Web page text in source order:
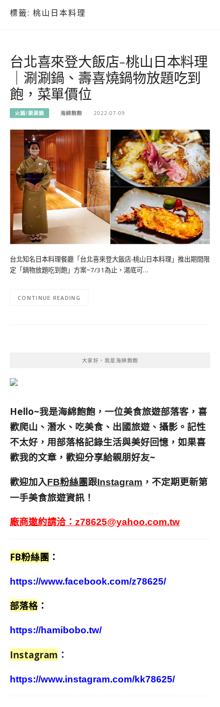
標籤: 桃山日本料理
台北喜來登大飯店-桃山日本料理
｜涮涮鍋、壽喜燒鍋物放題吃到
飽，菜單價位
火鍋/涮涮鍋 海綿飽飽 2022-07-09
台北知名日本料理餐廳「台北喜來登大飯店-桃山日本料理」推出期間限
定「鍋物放題吃到飽」方案~7/31為止，湯底可…
CONTINUE READING
大家好，我是海綿飽飽
Hello~我是海綿飽飽，一位美食旅遊部落客， 喜
歡爬山、潛水、吃美食、出國旅遊、攝影。 記性
不太好，用部落格記錄生活與美好回憶， 如果喜
歡我的文章，歡迎分享給親朋好友~
歡迎加入FB粉絲團跟Instagram ，不定期更新第
一手美食旅遊資訊！
廠商邀約請洽： z78625@yahoo.com.tw
FB粉絲團 ：
https://www.facebook.com/z78625/
部落格 ：
https://hamibobo.tw/
Instagram ：
https://www.instagram.com/kk78625/